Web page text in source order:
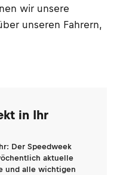
wir unsere
unseren Fahrern,
in Ihr
Der Speedweek
aktuelle
und alle wichtigen